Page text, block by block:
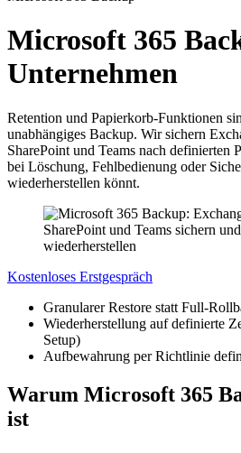
Microsoft 365
Unternehmen
Retention und Papierkorb-Funktionen
unabhängiges Backup. Wir sichern
SharePoint und Teams nach definierten
bei Löschung, Fehlbedienung oder
wiederherstellen könnt.
Kostenloses Erstgespräch
Granularer Restore statt Full-
Wiederherstellung auf definierte
Setup)
Aufbewahrung per Richtlinie
Warum Microsoft 365
ist